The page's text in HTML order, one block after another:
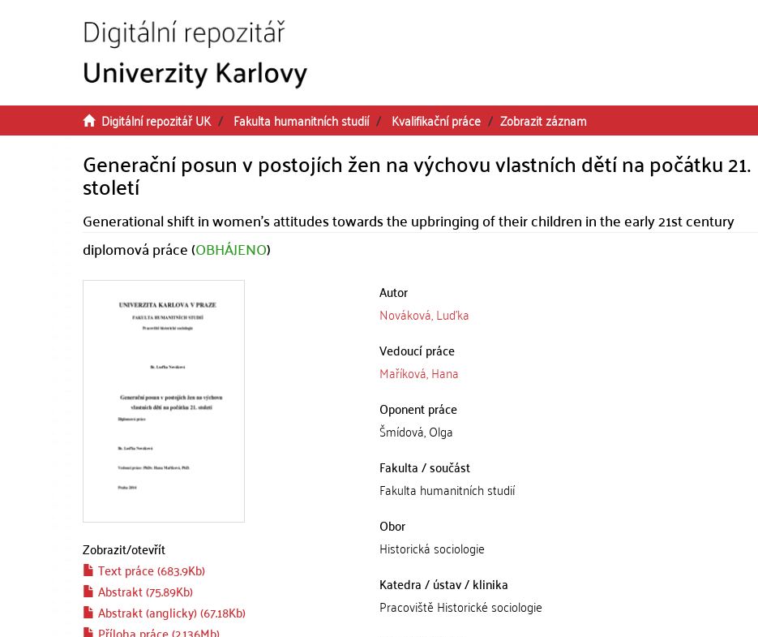
Digitální repozitář UK Fakulta humanitních studií Kvalifikační práce Zobrazit záznam
Generační posun v postojích žen na výchovu vlastních dětí na počátku 21.
století
Generational shift in women's attitudes towards the upbringing of their children in the early 21st century
diplomová práce (OBHÁJENO)
Zobrazit/otevřít
Text práce (683.9Kb)
Abstrakt (75.89Kb)
Abstrakt (anglicky) (67.18Kb)
Autor
Nováková, Luďka
Vedoucí práce
Maříková, Hana
Oponent práce
Šmídová, Olga
Fakulta / součást
Fakulta humanitních studií
Obor
Historická sociologie
Katedra / ústav / klinika
Pracoviště Historické sociologie